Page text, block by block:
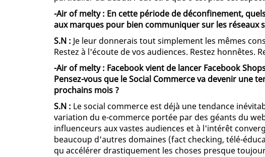
-Air of melty : En cette période de déconfinement,
aux marques pour bien communiquer sur les réseaux
S.N : Je leur donnerais tout simplement les mêmes
Restez à l'écoute de vos audiences. Restez honnêtes.
-Air of melty : Facebook vient de lancer Facebook
Pensez-vous que le Social Commerce va devenir une
prochains mois ?
S.N : Le social commerce est déjà une tendance
variation du e-commerce portée par des géants du
influenceurs aux vastes audiences et à l'intérêt
beaucoup d'autres domaines (fact checking, télé-
qu accélérer drastiquement les choses presque